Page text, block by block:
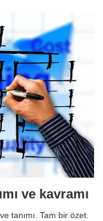
ve kavramı
tanımı. Tam bir özet.